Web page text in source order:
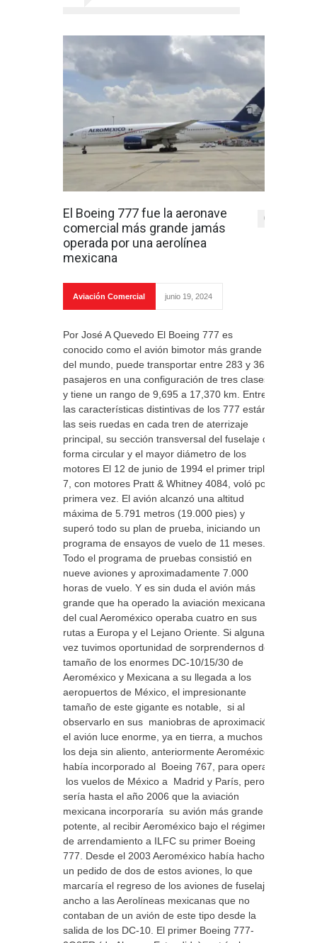
El Boeing 777 fue la aeronave
comercial más grande jamás
operada por una aerolínea
mexicana
0
Aviación Comercial junio 19, 2024
Por José A Quevedo El Boeing 777 es
conocido como el avión bimotor más grande
del mundo, puede transportar entre 283 y 368
pasajeros en una configuración de tres clases
y tiene un rango de 9,695 a 17,370 km. Entre
las características distintivas de los 777 están
las seis ruedas en cada tren de aterrizaje
principal, su sección transversal del fuselaje de
forma circular y el mayor diámetro de los
motores El 12 de junio de 1994 el primer triple
7, con motores Pratt & Whitney 4084, voló por
primera vez. El avión alcanzó una altitud
máxima de 5.791 metros (19.000 pies) y
superó todo su plan de prueba, iniciando un
programa de ensayos de vuelo de 11 meses.
Todo el programa de pruebas consistió en
nueve aviones y aproximadamente 7.000
horas de vuelo. Y es sin duda el avión más
grande que ha operado la aviación mexicana y
del cual Aeroméxico operaba cuatro en sus
rutas a Europa y el Lejano Oriente. Si alguna
vez tuvimos oportunidad de sorprendernos del
tamaño de los enormes DC-10/15/30 de
Aeroméxico y Mexicana a su llegada a los
aeropuertos de México, el impresionante
tamaño de este gigante es notable, si al
observarlo en sus maniobras de aproximación
el avión luce enorme, ya en tierra, a muchos
los deja sin aliento, anteriormente Aeroméxico
había incorporado al Boeing 767, para operar
los vuelos de México a Madrid y París, pero
sería hasta el año 2006 que la aviación
mexicana incorporaría su avión más grande y
potente, al recibir Aeroméxico bajo el régimen
de arrendamiento a ILFC su primer Boeing
777. Desde el 2003 Aeroméxico había hacho
un pedido de dos de estos aviones, lo que
marcaría el regreso de los aviones de fuselaje
ancho a las Aerolíneas mexicanas que no
contaban de un avión de este tipo desde la
salida de los DC-10. El primer Boeing 777-